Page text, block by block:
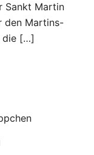
Sankt Martin
den Martins-
die […]